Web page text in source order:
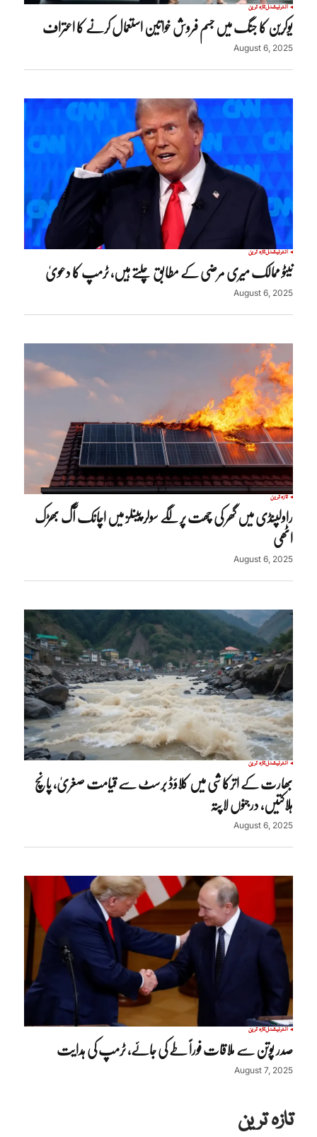
انٹرنیشنلتازہ ترین
یوکرین کا جنگ میں جسم فروش خواتین استعمال کرنے کا اعتراف
August 6, 2025
انٹرنیشنلتازہ ترین
نیٹو ممالک میری مرضی کے مطابق چلتے ہیں، ٹرمپ کا دعویٰ
August 6, 2025
تازہ ترین
راولپنڈی میں گھر کی چھت پر لگے سولر پینلز میں اچانک آگ بھڑک
اٹھی
August 6, 2025
انٹرنیشنلتازہ ترین
بھارت کے اترکاشی میں کلاؤڈ برسٹ سے قیامت صغریٰ، پانچ
ہلاکتیں، درجنوں لاپتہ
August 6, 2025
انٹرنیشنلتازہ ترین
صدر پوتن سے ملاقات فوراً طے کی جائے، ٹرمپ کی ہدایت
August 7, 2025
تازہ ترین